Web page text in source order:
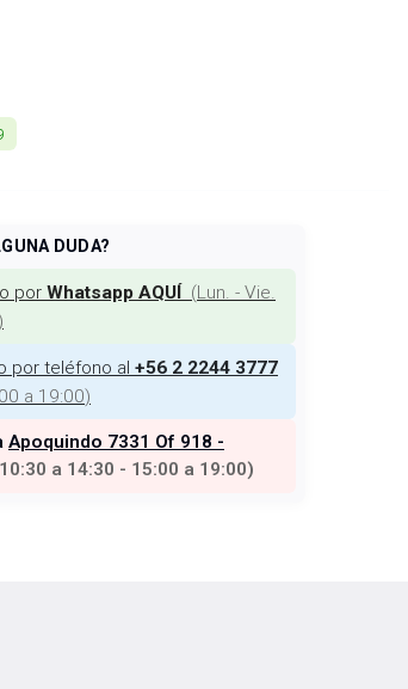
DUDA?
por Whatsapp AQUÍ (Lun. - Vie.
por teléfono al +56 2 2244 3777
a 19:00)
Apoquindo 7331 Of 918 -
a 14:30 - 15:00 a 19:00)